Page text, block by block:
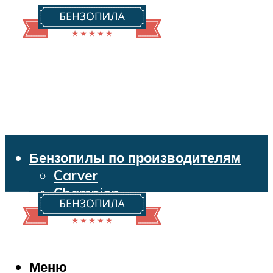
Бензопилы по производителям
Carver
Champion
Echo
Husqvarna
Makita
Меню